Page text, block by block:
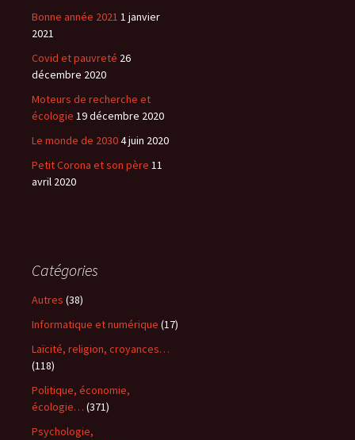
Bonne année 2021 1 janvier
2021
Covid et pauvreté 26
décembre 2020
Moteurs de recherche et
écologie 19 décembre 2020
Le monde de 20304 juin 2020
Petit Corona et son père 11
avril 2020
Catégories
Autres (38)
Informatique et numérique (17)
Laïcité, religion, croyances…
(118)
Politique, économie,
écologie… (371)
Psychologie,